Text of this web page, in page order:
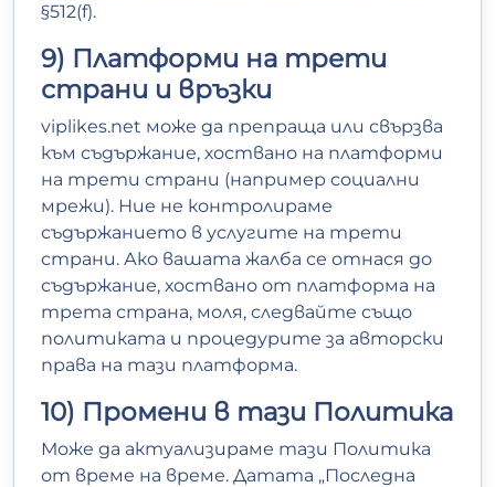
§512(f).
9) Платформи на трети
страни и връзки
viplikes.net може да препраща или свързва
към съдържание, хоствано на платформи
на трети страни (например социални
мрежи). Ние не контролираме
съдържанието в услугите на трети
страни. Ако вашата жалба се отнася до
съдържание, хоствано от платформа на
трета страна, моля, следвайте също
политиката и процедурите за авторски
права на тази платформа.
10) Промени в тази Политика
Може да актуализираме тази Политика
от време на време. Датата „Последна